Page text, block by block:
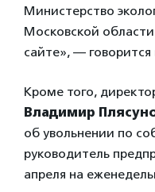
Министерство
Московской
сайте», —
Кроме того,
Владимир
об увольнении по
руководитель
апреля на